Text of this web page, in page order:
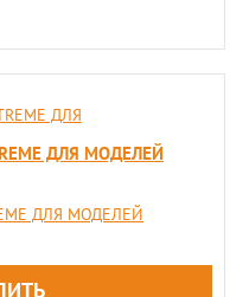
ДЛЯ МОДЕЛЕЙ
ДЛЯ МОДЕЛЕЙ